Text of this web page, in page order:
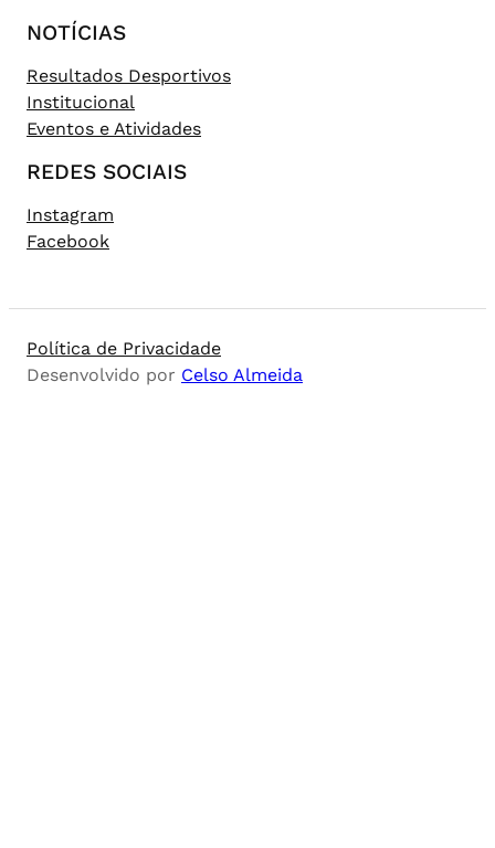
NOTÍCIAS
Resultados Desportivos
Institucional
Eventos e Atividades
REDES SOCIAIS
Instagram
Facebook
Política de Privacidade
Desenvolvido por Celso Almeida